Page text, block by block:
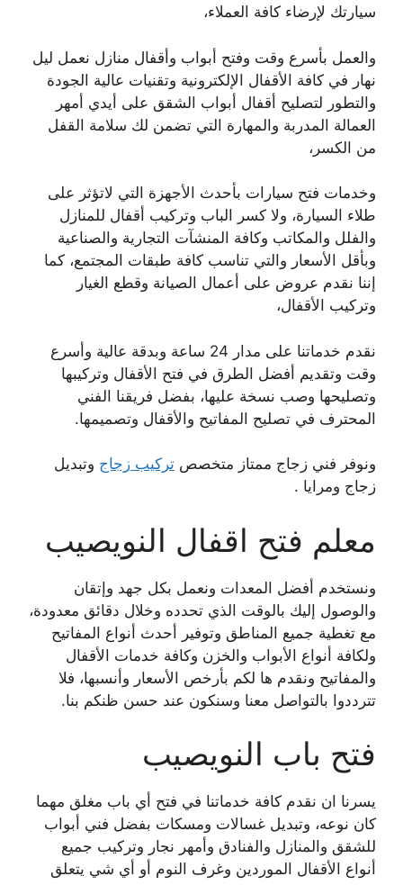
سيارتك لإرضاء كافة العملاء،
والعمل بأسرع وقت وفتح أبواب وأقفال منازل نعمل ليل
نهار في كافة الأقفال الإلكترونية وتقنيات عالية الجودة
والتطور لتصليح أقفال أبواب الشقق على أيدي أمهر
العمالة المدربة والمهارة التي تضمن لك سلامة القفل
من الكسر،
وخدمات فتح سيارات بأحدث الأجهزة التي لاتؤثر على
طلاء السيارة، ولا كسر الباب وتركيب أقفال للمنازل
والفلل والمكاتب وكافة المنشآت التجارية والصناعية
وبأقل الأسعار والتي تناسب كافة طبقات المجتمع، كما
إننا نقدم عروض على أعمال الصيانة وقطع الغيار
وتركيب الأقفال،
نقدم خدماتنا على مدار 24 ساعة وبدقة عالية وأسرع
وقت وتقديم أفضل الطرق في فتح الأقفال وتركيبها
وتصليحها وصب نسخة عليها، بفضل فريقنا الفني
المحترف في تصليح المفاتيح والأقفال وتصميمها.
ونوفر فني زجاج ممتاز متخصص تركيب زجاج وتبديل
زجاج ومرايا .
معلم فتح اقفال النويصيب
ونستخدم أفضل المعدات ونعمل بكل جهد وإتقان
والوصول إليك بالوقت الذي تحدده وخلال دقائق معدودة،
مع تغطية جميع المناطق وتوفير أحدث أنواع المفاتيح
ولكافة أنواع الأبواب والخزن وكافة خدمات الأقفال
والمفاتيح ونقدم ها لكم بأرخص الأسعار وأنسبها، فلا
تترددوا بالتواصل معنا وسنكون عند حسن ظنكم بنا.
فتح باب النويصيب
يسرنا ان نقدم كافة خدماتنا في فتح أي باب مغلق مهما
كان نوعه، وتبديل غسالات ومسكات بفضل فني أبواب
للشقق والمنازل والفنادق وأمهر نجار وتركيب جميع
أنواع الأقفال الموردين وغرف النوم أو أي شي يتعلق